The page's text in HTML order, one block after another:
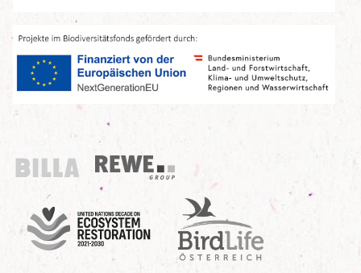
Billa
REWE Group
UN Decade
Birdlife